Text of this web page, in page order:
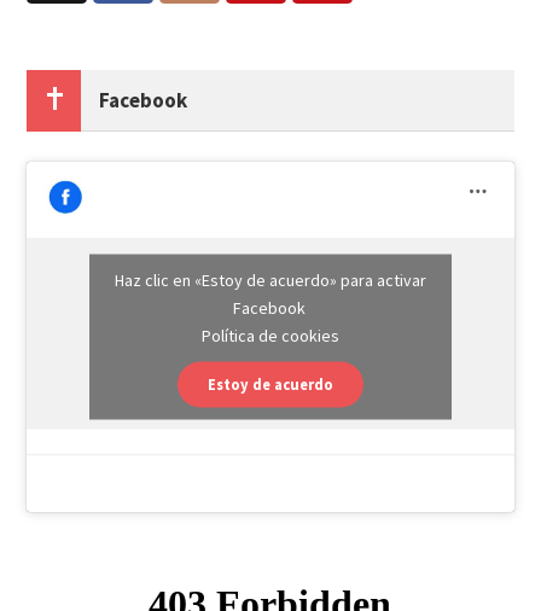
Facebook
Haz clic en «Estoy de acuerdo» para activar
Facebook
Política de cookies
Estoy de acuerdo